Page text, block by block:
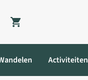
Shopping cart
Activiteiten